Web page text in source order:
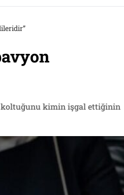
koltuğunu kimin işgal ettiğinin